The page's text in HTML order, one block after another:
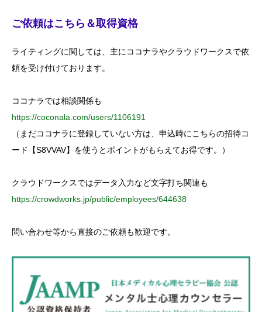
c
h
o
:
ご依頼はこちら＆取得資格
ライティングに関しては、主にココナラやクラウドワークスで依
頼を受け付けております。
ココナラでは相談関係も
https://coconala.com/users/1106191
（まだココナラに登録していない方は、申込時にこちらの招待コ
ード【S8VVAV】を使うとポイントがもらえてお得です。）
クラウドワークスではデータ入力など文字打ち関連も
https://crowdworks.jp/public/employees/644638
問い合わせ等から直接のご依頼も歓迎です。